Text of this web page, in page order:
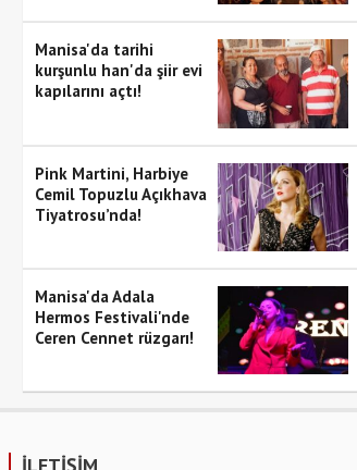
Manisa'da tarihi
kurşunlu han'da şiir evi
kapılarını açtı!
Pink Martini, Harbiye
Cemil Topuzlu Açıkhava
Tiyatrosu’nda!
Manisa'da Adala
Hermos Festivali'nde
Ceren Cennet rüzgarı!